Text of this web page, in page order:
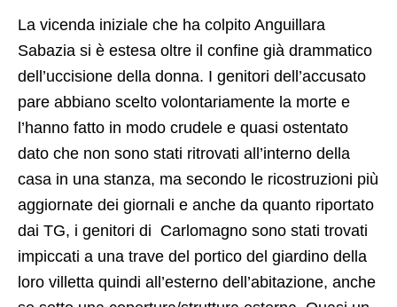
pare abbiano scelto volontariamente la morte e
l’hanno fatto in modo crudele e quasi ostentato
dato che non sono stati ritrovati all’interno della
casa in una stanza, ma secondo le ricostruzioni più
aggiornate dei giornali e anche da quanto riportato
dai TG, i genitori di Carlomagno sono stati trovati
impiccati a una trave del portico del giardino della
loro villetta quindi all’esterno dell’abitazione, anche
se sotto una copertura/struttura esterna. Quasi un
ultimo grido di dolore e di sfinimento davanti
all’accaduto e al tam tam mediatico. Un gesto